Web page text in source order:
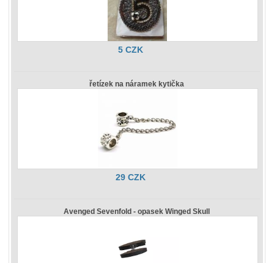
5 CZK
řetízek na náramek kytička
29 CZK
Avenged Sevenfold - opasek Winged Skull